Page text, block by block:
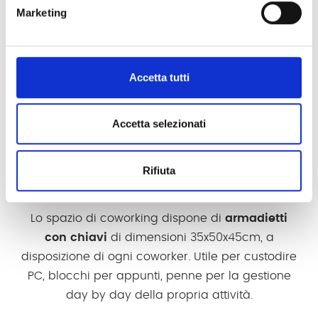
Marketing
Accetta tutti
Accetta selezionati
Rifiuta
ARMADIETTO
Lo spazio di coworking dispone di armadietti
con chiavi di dimensioni 35x50x45cm, a
disposizione di ogni coworker. Utile per custodire
PC, blocchi per appunti, penne per la gestione
day by day della propria attività.